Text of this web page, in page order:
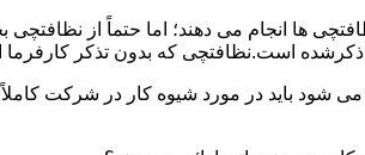
ها انجام می دهند؛ اما حتماً از
است.نظافتچی که بدون تذکر
شود باید در مورد شیوه کار در شرکت